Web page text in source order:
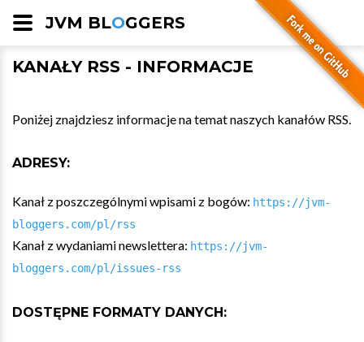
JVM BLOGGERS
KANAŁY RSS - INFORMACJE
Poniżej znajdziesz informacje na temat naszych kanałów RSS.
ADRESY:
Kanał z poszczególnymi wpisami z bogów: https://jvm-
bloggers.com/pl/rss
Kanał z wydaniami newslettera: https://jvm-
bloggers.com/pl/issues-rss
DOSTĘPNE FORMATY DANYCH: